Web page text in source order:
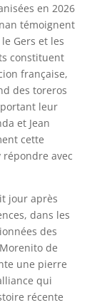
en 2026
témoignent
Gers et les
constituent
française,
des toreros
leur
et Jean
cette
avec
jour après
dans les
des
de
une pierre
qui
récente